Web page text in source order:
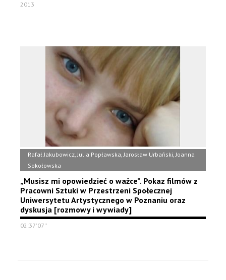
2013
Rafał Jakubowicz, Julia Popławska, Jarosław Urbański, Joanna
Sokołowska
„Musisz mi opowiedzieć o ważce”. Pokaz filmów z
Pracowni Sztuki w Przestrzeni Społecznej
Uniwersytetu Artystycznego w Poznaniu oraz
dyskusja [rozmowy i wywiady]
02:37'07''